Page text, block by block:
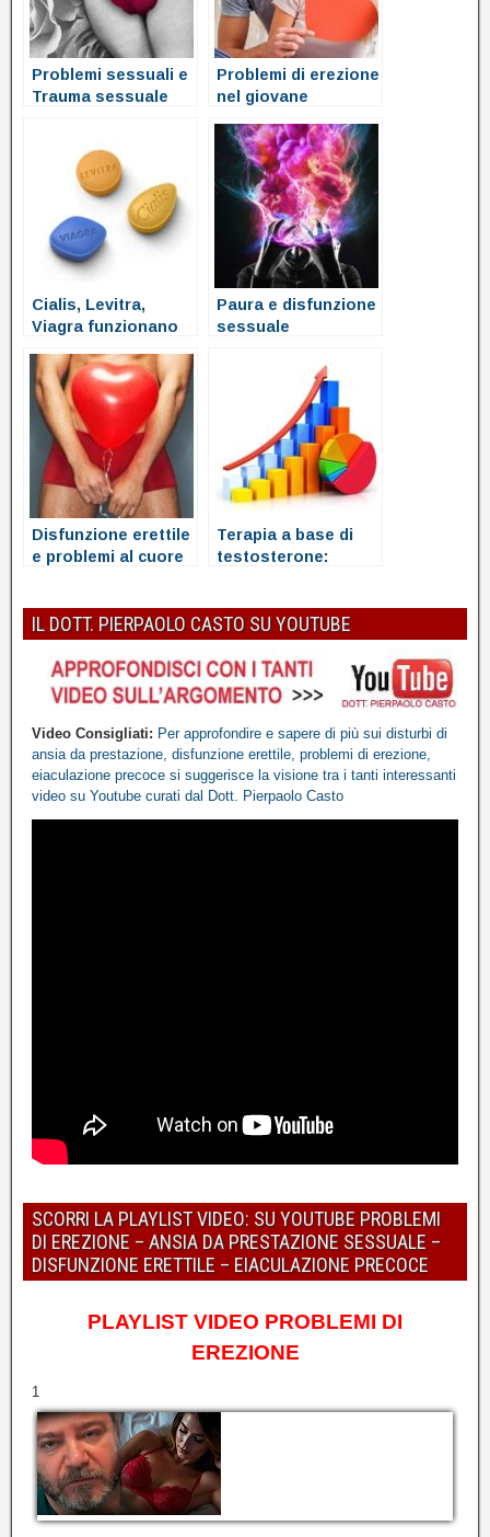
Problemi sessuali e
Trauma sessuale
Problemi di erezione
nel giovane
Cialis, Levitra,
Viagra funzionano
disfunzione
erettile?
Paura e disfunzione
sessuale
Disfunzione erettile
e problemi al cuore
Terapia a base di
testosterone:
IL DOTT. PIERPAOLO CASTO SU YOUTUBE
Video Consigliati: Per approfondire e sapere di più sui disturbi di
ansia da prestazione, disfunzione erettile, problemi di erezione,
eiaculazione precoce si suggerisce la visione tra i tanti interessanti
video su Youtube curati dal Dott. Pierpaolo Casto
SCORRI LA PLAYLIST VIDEO: SU YOUTUBE PROBLEMI
DI EREZIONE – ANSIA DA PRESTAZIONE SESSUALE –
DISFUNZIONE ERETTILE – EIACULAZIONE PRECOCE
PLAYLIST VIDEO PROBLEMI DI
EREZIONE
1